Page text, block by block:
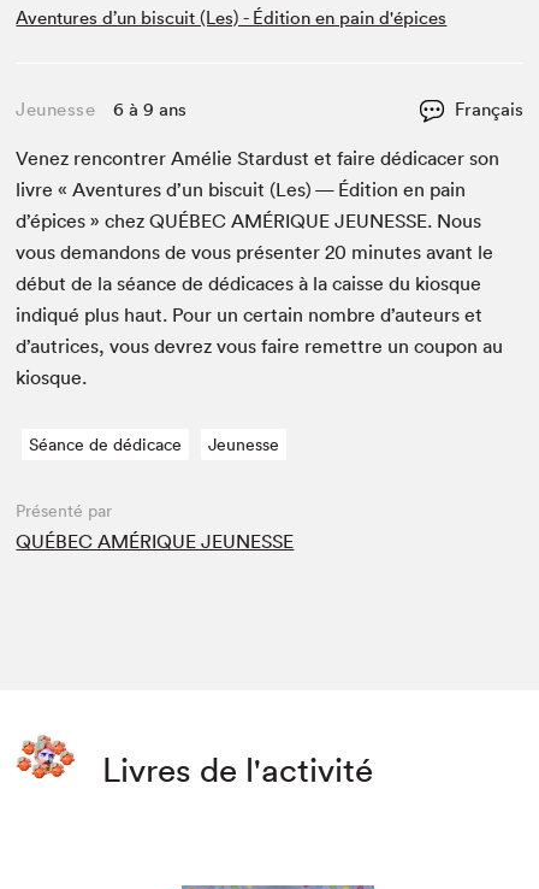
Aventures d’un biscuit (Les) - Édition en pain d'épices
Jeunesse 6 à 9 ans Français
Venez ren­con­tr­er Amélie Star­dust et faire dédi­cac­er son
livre « Aven­tures d’un bis­cuit (Les) — Édi­tion en pain
d’épices » chezQUÉBEC AMÉRIQUE JEUNESSE. Nous
vous deman­dons de vous présen­ter20 min­utes avant le
début de la séance de dédi­caces à la caisse du kiosque
indiqué plus haut. Pour un cer­tain nom­bre d’auteurs et
d’autrices, vous devrez vous faire remet­tre un coupon au
kiosque.
Séance de dédicace Jeunesse
Présenté par
QUÉBEC AMÉRIQUE JEUNESSE
Livres de l'activité